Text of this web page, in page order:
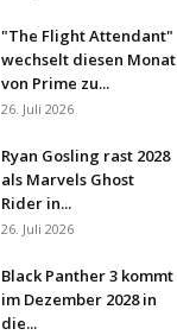
"The Flight Attendant"
wechselt diesen Monat
von Prime zu...
26. Juli 2026
Ryan Gosling rast 2028
als Marvels Ghost
Rider in...
26. Juli 2026
Black Panther 3 kommt
im Dezember 2028 in
die...